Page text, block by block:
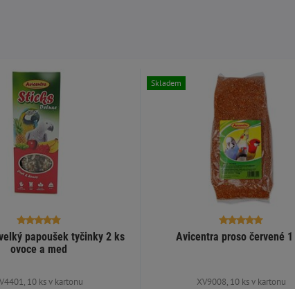
papoušek tyčinky 2 ks
ovoce a med
10 ks v kartonu
Avicentra proso červené
XV9008, 10 ks v kartonu
Skladem